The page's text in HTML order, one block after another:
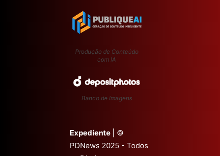
Produção de Conteúdo
com IA
Banco de Imagens
Expediente | ©
PDNews 2025 - Todos